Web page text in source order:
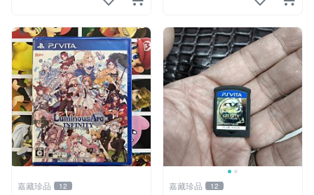
嘉藏珍品 12 嘉藏珍品 12